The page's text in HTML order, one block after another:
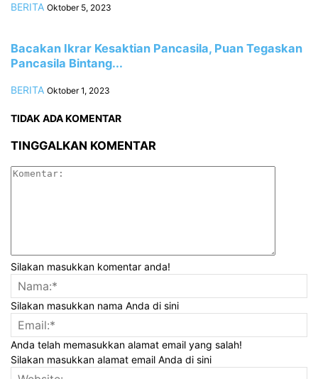
BERITA Oktober 5, 2023
Bacakan Ikrar Kesaktian Pancasila, Puan Tegaskan
Pancasila Bintang...
BERITA Oktober 1, 2023
TIDAK ADA KOMENTAR
TINGGALKAN KOMENTAR
Silakan masukkan komentar anda!
Silakan masukkan nama Anda di sini
Anda telah memasukkan alamat email yang salah!
Silakan masukkan alamat email Anda di sini